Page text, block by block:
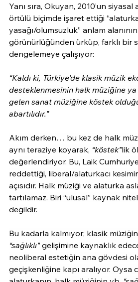
Yanı sıra, Okuyan, 2010’un
örtülü biçimde işaret ettiği
yasağı/olumsuzluk” anlam
görünürlüğünden ürküp, farklı bir
dengelemeye çalışıyor:
“Kaldı ki, Türkiye'de klasik müzik
desteklenmesinin halk müziğine ya
gelen sanat müziğine köstek
abartılıdır.”
Akım derken… bu kez de halk
aynı teraziye koyarak, “köstek”lik
değerlendiriyor. Bu, Laik
reddettiği, liberal/alaturkacı
açısıdır. Halk müziği ve alaturka
tartılamaz. Biri “ulusal” kaynak
değildir.
Bu kadarla kalmıyor; klasik
“sağlıklı” gelişimine kaynaklık
neoliberal estetiğin ana gövdesi
geçişkenliğine kapı aralıyor. Oysa